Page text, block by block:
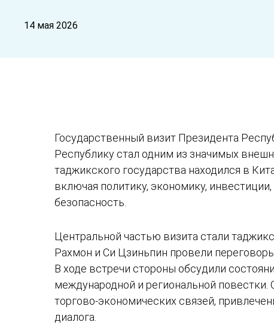
14 мая 2026
Государственный визит Президента
Республику стал одним из значимых
таджикского государства находился в
включая политику, экономику,
безопасность.
Центральной частью визита стали
Рахмон и Си Цзиньпин провели
В ходе встречи стороны обсудили
международной и региональной
торгово-экономических связей,
диалога.